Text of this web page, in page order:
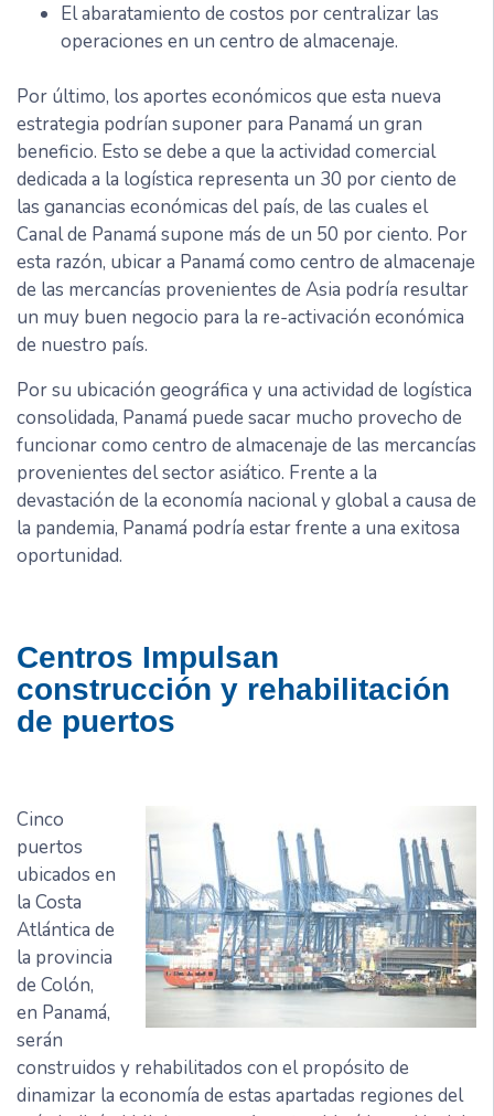
El abaratamiento de costos por centralizar las
operaciones en un centro de almacenaje.
Por último, los aportes económicos que esta nueva
estrategia podrían suponer para Panamá un gran
beneficio. Esto se debe a que la actividad comercial
dedicada a la logística representa un 30 por ciento de
las ganancias económicas del país, de las cuales el
Canal de Panamá supone más de un 50 por ciento. Por
esta razón, ubicar a Panamá como centro de almacenaje
de las mercancías provenientes de Asia podría resultar
un muy buen negocio para la re-activación económica
de nuestro país.
Por su ubicación geográfica y una actividad de logística
consolidada, Panamá puede sacar mucho provecho de
funcionar como centro de almacenaje de las mercancías
provenientes del sector asiático. Frente a la
devastación de la economía nacional y global a causa de
la pandemia, Panamá podría estar frente a una exitosa
oportunidad.
Centros Impulsan
construcción y rehabilitación
de puertos
Cinco
puertos
ubicados en
la Costa
Atlántica de
la provincia
de Colón,
en Panamá,
serán
construidos y rehabilitados con el propósito de
dinamizar la economía de estas apartadas regiones del